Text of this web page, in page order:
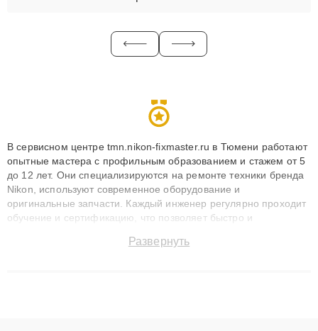
В сервисном центре tmn.nikon-fixmaster.ru в Тюмени работают
опытные мастера с профильным образованием и стажем от 5
до 12 лет. Они специализируются на ремонте техники бренда
Nikon, используют современное оборудование и
оригинальные запчасти. Каждый инженер регулярно проходит
обучение и сертификацию, что позволяет быстро и
сохранением гарантии до 3 лет. Наши мастера решают
Развернуть